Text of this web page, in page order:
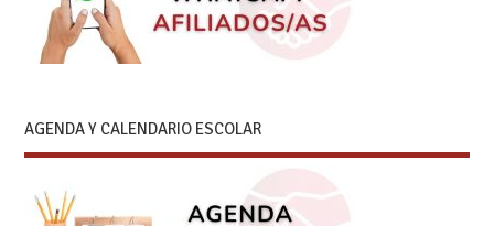
AGENDA Y CALENDARIO ESCOLAR